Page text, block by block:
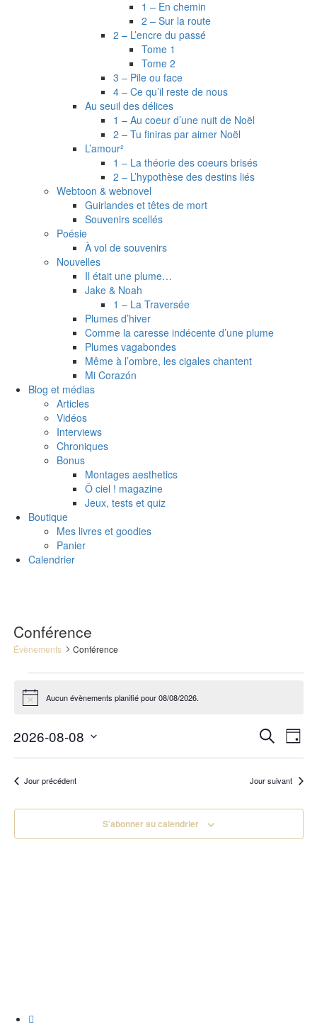
1 – En chemin
2 – Sur la route
2 – L’encre du passé
Tome 1
Tome 2
3 – Pile ou face
4 – Ce qu’il reste de nous
Au seuil des délices
1 – Au coeur d’une nuit de Noël
2 – Tu finiras par aimer Noël
L’amour²
1 – La théorie des coeurs brisés
2 – L’hypothèse des destins liés
Webtoon & webnovel
Guirlandes et têtes de mort
Souvenirs scellés
Poésie
À vol de souvenirs
Nouvelles
Il était une plume…
Jake & Noah
1 – La Traversée
Plumes d’hiver
Comme la caresse indécente d’une plume
Plumes vagabondes
Même à l’ombre, les cigales chantent
Mi Corazón
Blog et médias
Articles
Vidéos
Interviews
Chroniques
Bonus
Montages aesthetics
Ô ciel ! magazine
Jeux, tests et quiz
Boutique
Mes livres et goodies
Panier
Calendrier
Conférence
Évènements Conférence
Évènements
forNotice Aucun évènements planifié pour 08/08/2026.
et
Recherche
Jour
2026-08-08
date.Jour précédent Jour suivant
S’abonner au calendrier